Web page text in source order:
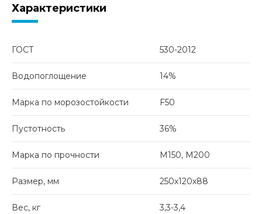
Характеристики
ГОСТ 530-2012
Водопоглощение 14%
Марка по морозостойкости F50
Пустотность 36%
Марка по прочности М150, М200
Размер, мм 250х120х88
Вес, кг 3,3-3,4